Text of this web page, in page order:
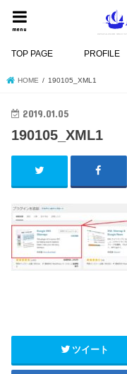
menu
TOP PAGE PROFILE
HOME 190105_XML1
2019.01.05
190105_XML1
ツイート